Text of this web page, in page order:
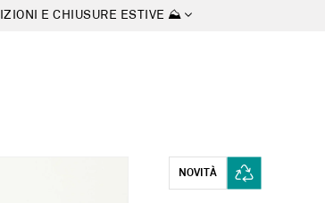
E CHIUSURE ESTIVE ⛰
NOVITÀ